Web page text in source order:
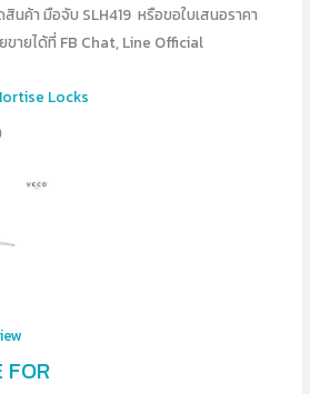
นค้า มือจับ SLH419 หรือขอใบเสนอราคา
ายได้ที่ FB Chat, Line Official
Locks
FOR